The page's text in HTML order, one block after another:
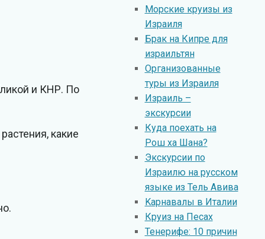
и КНР. По
какие
Морские круизы из
Израиля
Брак на Кипре для
израильтян
Организованные
туры из Израиля
Израиль –
экскурсии
Куда поехать на
Рош ха Шана?
Экскурсии по
Израилю на русском
языке из Тель Авива
Kарнавалы в Италии
Круиз на Песах
Тенерифе: 10 причин